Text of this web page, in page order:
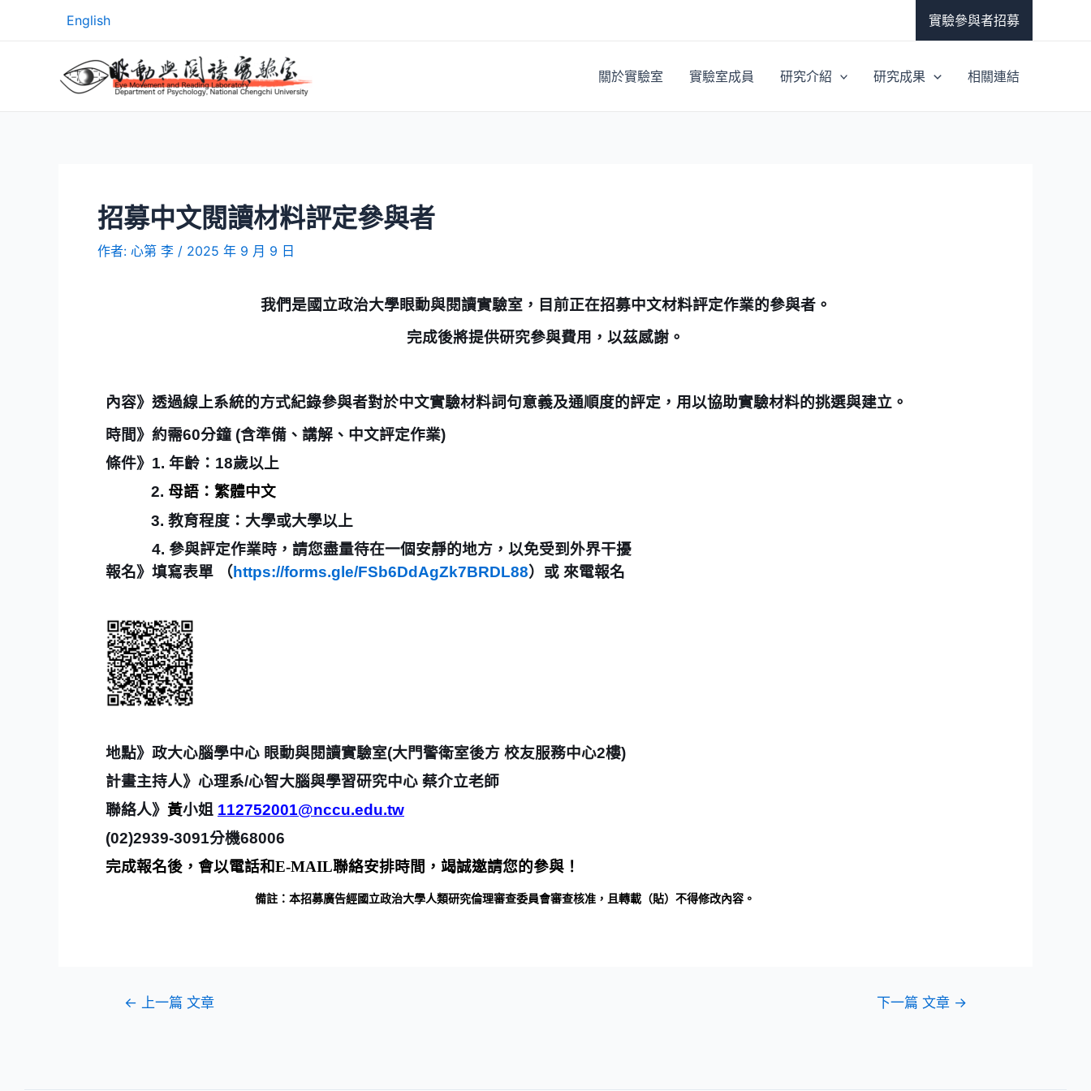
English 實驗參與者招募
關於實驗室 實驗室成員 研究介紹 研究成果 相關連結
招募中文閱讀材料評定參與者
作者: 心第 李 / 2025 年 9 月 9 日
我們是國立政治大學眼動與閱讀實驗室，目前正在招募中文材料評定作業的參與者。
完成後將提供研究參與費用，以茲感謝。
內容》透過線上系統的方式紀錄參與者對於中文實驗材料詞句意義及通順度的評定，用以協助實驗材料的挑選與建立。
時間》約需60分鐘 (含準備、講解、中文評定作業)
條件》 1. 年齡： 18歲以上
2. 母語：繁體中文
3. 教育程度：大學或大學以上
4.參與評定作業時，請您盡量待在一個安靜的地方，以免受到外界干擾
報名》填寫表單 （https://forms.gle/FSb6DdAgZk7BRDL88）或 來電報名
地點》政大心腦學中心 眼動與閱讀實驗室(大門警衛室後方 校友服務中心2樓)
計畫主持人》心理系/心智大腦與學習研究中心 蔡介立老師
聯絡人》 黃小姐 112752001@nccu.edu.tw
(02)2939-3091分機68006
完成報名後，會以電話和E-MAIL聯絡安排時間，竭誠邀請您的參與！
備註：本招募廣告經國立政治大學人類研究倫理審查委員會審查核准，且轉載（貼）不得修改內容。
← 上一篇 文章 下一篇 文章 →